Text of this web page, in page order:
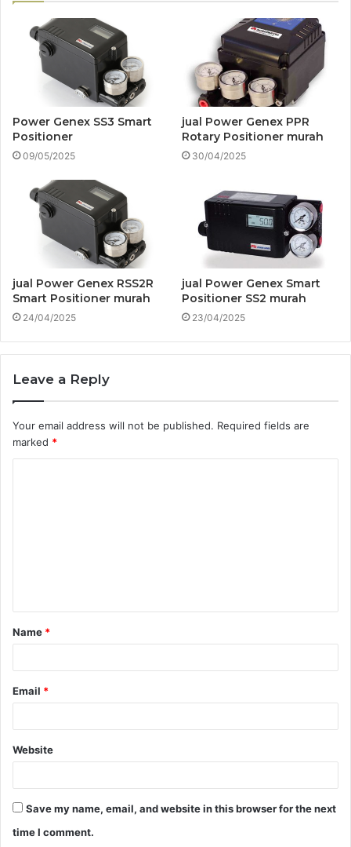
Power Genex SS3 Smart
Positioner
09/05/2025
jual Power Genex PPR
Rotary Positioner murah
30/04/2025
jual Power Genex RSS2R
Smart Positioner murah
24/04/2025
jual Power Genex Smart
Positioner SS2 murah
23/04/2025
Leave a Reply
Your email address will not be published. Required fields are
marked *
t
*
Name *
Email *
Website
Save my name, email, and website in this browser for the next
time I comment.